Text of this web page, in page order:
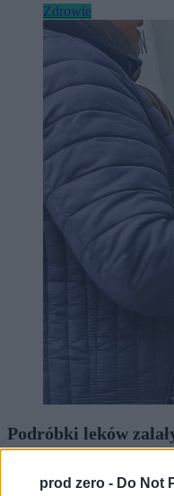
prod zero - Do Not
Zdrowie
Podróbki leków
ostrzega